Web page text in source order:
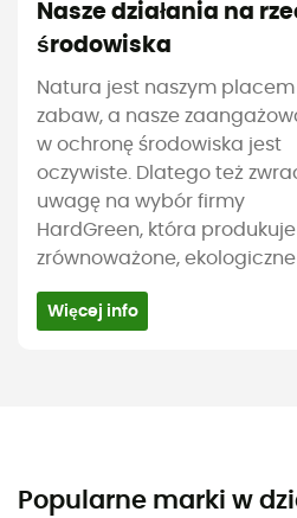
Nasze działania na
środowiska
Natura jest naszym placem
zabaw, a nasze
w ochronę środowiska jest
oczywiste. Dlatego też
uwagę na wybór firmy
HardGreen, która produkuje
zrównoważone,
Więcej info
Popularne marki w